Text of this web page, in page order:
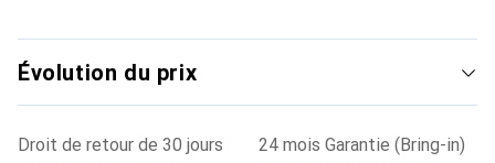
Évolution du prix
Droit de retour de 30 jours
24 mois Garantie (Bring-in)